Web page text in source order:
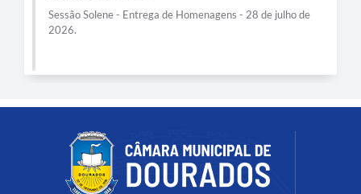
Sessão Solene - Entrega de Homenagens - 28 de julho de
2026.